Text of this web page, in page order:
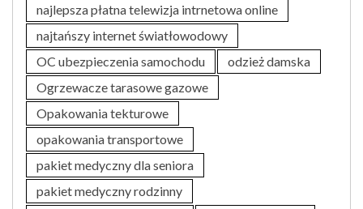
najlepsza płatna telewizja intrnetowa online
najtańszy internet światłowodowy
OC ubezpieczenia samochodu
odzież damska
Ogrzewacze tarasowe gazowe
Opakowania tekturowe
opakowania transportowe
pakiet medyczny dla seniora
pakiet medyczny rodzinny